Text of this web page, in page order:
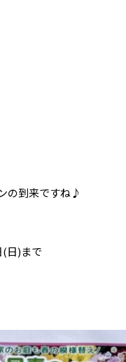
の到来ですね♪
日)まで